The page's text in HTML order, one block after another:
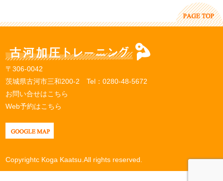
〒306-0042
茨城県古河市三和200-2 Tel：0280-48-5672
お問い合せはこちら
Web予約はこちら
Copyrightc Koga Kaatsu.All rights reserved.